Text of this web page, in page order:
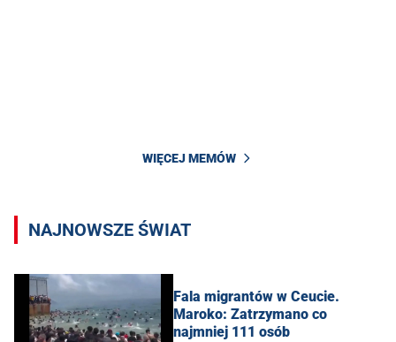
WIĘCEJ MEMÓW
NAJNOWSZE ŚWIAT
Fala migrantów w Ceucie.
Maroko: Zatrzymano co
najmniej 111 osób